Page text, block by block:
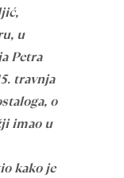
u
Petra
travnja
o
imao u
kako je